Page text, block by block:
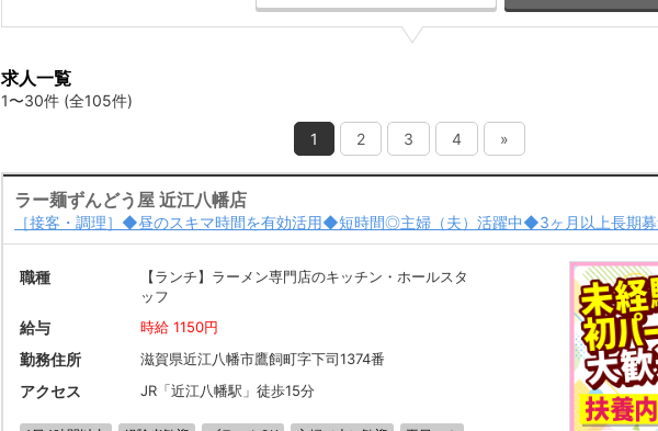
求人一覧
1〜30件 (全105件)
1 2 3 4 »
ラー麺ずんどう屋 近江八幡店
［接客・調理］◆昼のスキマ時間を有効活用◆短時間◎主婦（夫）活躍中◆3ヶ月以上長期
職種
【ランチ】ラーメン専門店のキッチン・ホールスタ
ッフ
給与 時給 1150円
勤務住所 滋賀県近江八幡市鷹飼町字下司1374番
アクセス JR「近江八幡駅」徒歩15分